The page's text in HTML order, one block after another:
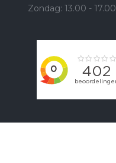
Zondag: 13.00 - 17.00